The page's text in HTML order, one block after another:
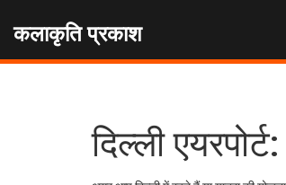
कलाकृति प्रकाश
दिल्ली